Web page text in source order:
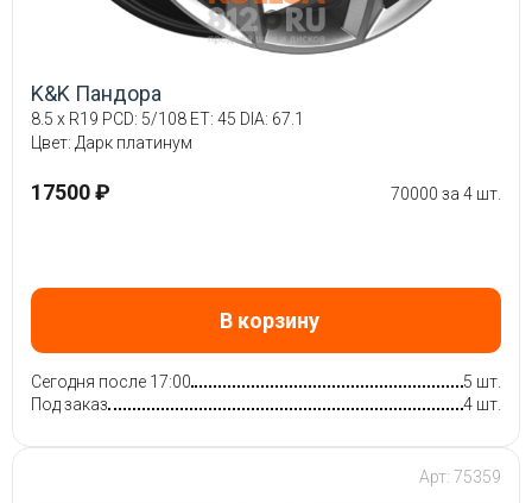
K&K Пандора
8.5 x R19 PCD: 5/108 ET: 45 DIA: 67.1
Цвет: Дарк платинум
17500 ₽ 70000 за 4 шт.
В корзину
Сегодня после 17:00
5 шт.
Под заказ
4 шт.
Арт: 75359